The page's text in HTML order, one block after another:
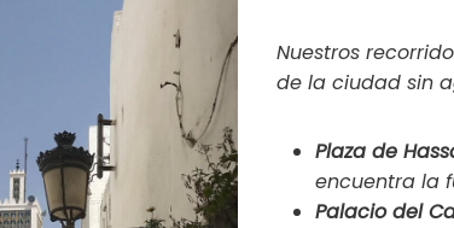
Nuestros
de la ciudad sin
Plaza de
encuentra la
Palacio del